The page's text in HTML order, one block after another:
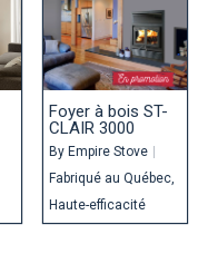
Foyer à bois ST-
CLAIR 3000
By Empire Stove |
Fabriqué au Québec
Haute-efficacité